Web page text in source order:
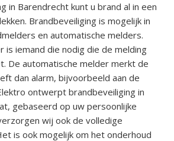
in Barendrecht kunt u brand al in een
Brandbeveiliging is mogelijk in
en automatische melders.
is iemand die nodig die de melding
De automatische melder merkt de
dan alarm, bijvoorbeeld aan de
ontwerpt brandbeveiliging in
gebaseerd op uw persoonlijke
wij ook de volledige
is ook mogelijk om het onderhoud